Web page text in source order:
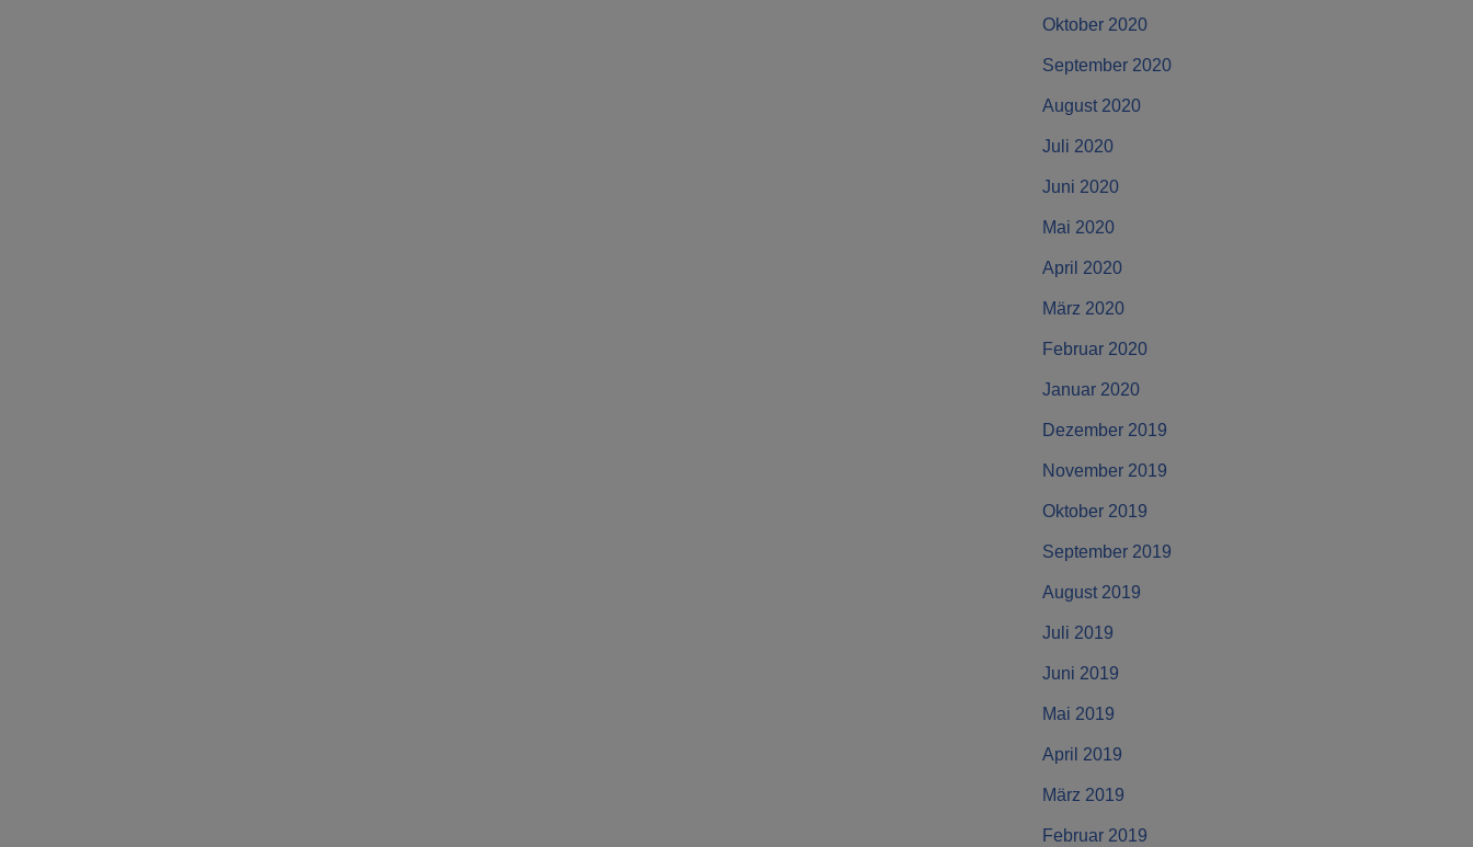
Oktober 2020
September 2020
August 2020
Juli 2020
Juni 2020
Mai 2020
April 2020
März 2020
Februar 2020
Januar 2020
Dezember 2019
November 2019
Oktober 2019
September 2019
August 2019
Juli 2019
Juni 2019
Mai 2019
April 2019
März 2019
Februar 2019